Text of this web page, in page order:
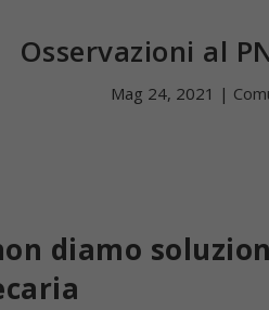
Osservazioni al
Mag 24, 2021 |
diamo